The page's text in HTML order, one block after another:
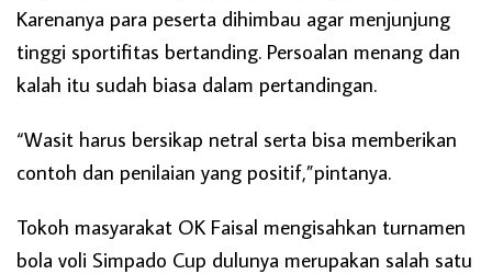
Karenanya para peserta dihimbau agar menjunjung
tinggi sportifitas bertanding. Persoalan menang dan
kalah itu sudah biasa dalam pertandingan.
“Wasit harus bersikap netral serta bisa memberikan
contoh dan penilaian yang positif,”pintanya.
Tokoh masyarakat OK Faisal mengisahkan turnamen
bola voli Simpado Cup dulunya merupakan salah satu